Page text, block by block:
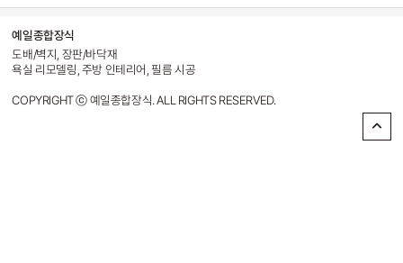
예일종합장식
도배/벽지, 장판/바닥재
욕실 리모델링, 주방 인테리어, 필름 시공
COPYRIGHT ⓒ 예일종합장식. ALL RIGHTS RESERVED.